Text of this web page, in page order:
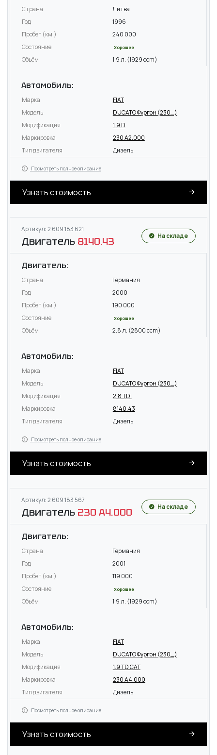
Страна
Литва
Год
1996
Пробег (км.)
240 000
Состояние
Хорошее
Объём 1.9 л. (1929 ccm)
Автомобиль:
Марка
FIAT
Модель
DUCATO Фургон (230_)
Модификация
1.9 D
Маркировка
230 A2.000
Тип двигателя
Дизель
Посмотреть полное описание
Узнать стоимость
Артикул: 2 609 183 621
Двигатель 8140.43 На складе
Двигатель:
Страна
Германия
Год
2000
Пробег (км.)
190 000
Состояние
Хорошее
Объём 2.8 л. (2800 ccm)
Автомобиль:
Марка
FIAT
Модель
DUCATO Фургон (230_)
Модификация
2.8 TDI
Маркировка
8140.43
Тип двигателя
Дизель
Посмотреть полное описание
Узнать стоимость
Артикул: 2 609 183 567
Двигатель 230 A4.000 На складе
Двигатель:
Страна
Германия
Год
2001
Пробег (км.)
119 000
Состояние
Хорошее
Объём 1.9 л. (1929 ccm)
Автомобиль:
Марка
FIAT
Модель
DUCATO Фургон (230_)
Модификация
1.9 TD CAT
Маркировка
230 A4.000
Тип двигателя
Дизель
Посмотреть полное описание
Узнать стоимость